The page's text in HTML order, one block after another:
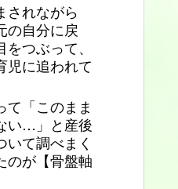
されながら
の自分に戻
つぶって、
児に追われて
て「このまま
い…」と産後
て調べまく
のが【骨盤軸